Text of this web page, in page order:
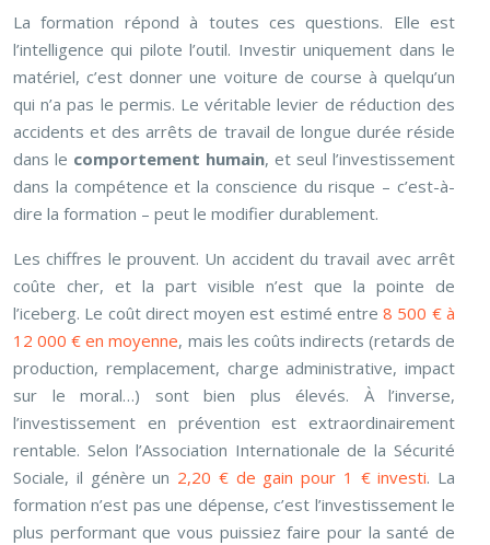
La formation répond à toutes ces questions. Elle est
l’intelligence qui pilote l’outil. Investir uniquement dans le
matériel, c’est donner une voiture de course à quelqu’un
qui n’a pas le permis. Le véritable levier de réduction des
accidents et des arrêts de travail de longue durée réside
dans le comportement humain, et seul l’investissement
dans la compétence et la conscience du risque – c’est-à-
dire la formation – peut le modifier durablement.
Les chiffres le prouvent. Un accident du travail avec arrêt
coûte cher, et la part visible n’est que la pointe de
l’iceberg. Le coût direct moyen est estimé entre8 500 € à
12 000 € en moyenne, mais les coûts indirects (retards de
production, remplacement, charge administrative, impact
sur le moral…) sont bien plus élevés. À l’inverse,
l’investissement en prévention est extraordinairement
rentable. Selon l’Association Internationale de la Sécurité
Sociale, il génère un 2,20 € de gain pour 1 € investi. La
formation n’est pas une dépense, c’est l’investissement le
plus performant que vous puissiez faire pour la santé de